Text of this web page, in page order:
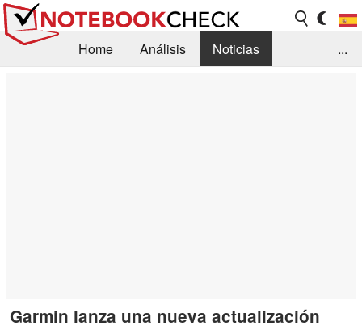
Home Análisis
Noticias
...
Garmin lanza una nueva actualización